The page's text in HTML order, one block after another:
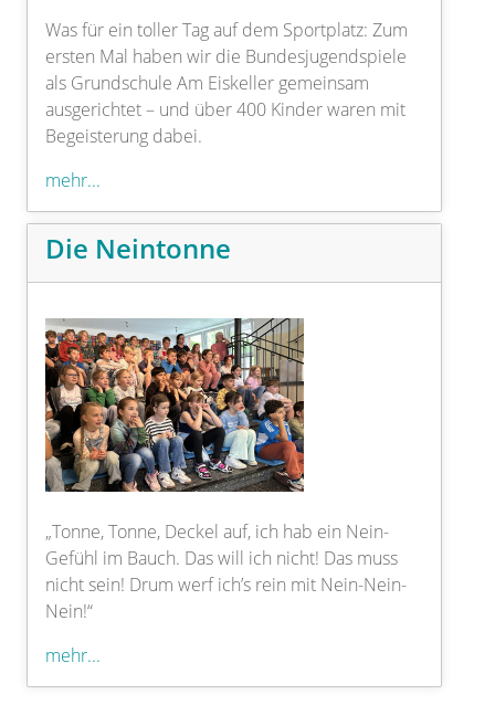
Was für ein toller Tag auf dem Sportplatz: Zum
ersten Mal haben wir die Bundesjugendspiele
als Grundschule Am Eiskeller gemeinsam
ausgerichtet – und über 400 Kinder waren mit
Begeisterung dabei.
mehr...
Die Neintonne
„Tonne, Tonne, Deckel auf, ich hab ein Nein-
Gefühl im Bauch. Das will ich nicht! Das muss
nicht sein! Drum werf ich’s rein mit Nein-Nein-
Nein!“
mehr...